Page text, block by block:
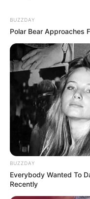
BUZZDAY
Polar Bear Approaches
BUZZDAY
Everybody Wanted To
Recently